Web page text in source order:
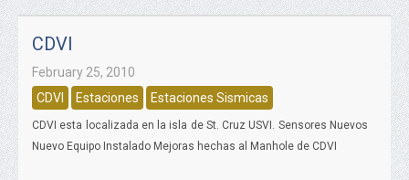
CDVI
February 25, 2010
CDVI
Estaciones Estaciones Sismicas
CDVI esta localizada en la isla de St. Cruz USVI. Sensores Nuevos
Nuevo Equipo Instalado Mejoras hechas al Manhole de CDVI